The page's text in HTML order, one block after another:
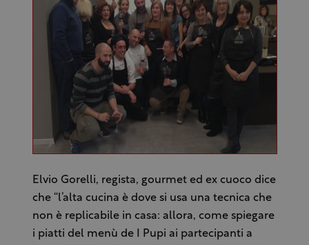
Elvio Gorelli, regista, gourmet ed ex cuoco dice
che “l’alta cucina è dove si usa una tecnica che
non è replicabile in casa: allora, come spiegare
i piatti del menù de I Pupi ai partecipanti a